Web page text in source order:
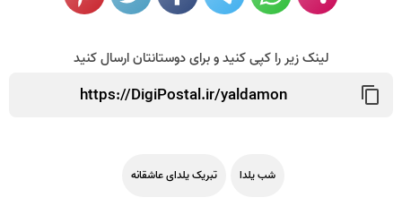
لینک زیر را کپی کنید و برای دوستانتان ارسال کنید
شب یلدا تبریک یلدای عاشقانه